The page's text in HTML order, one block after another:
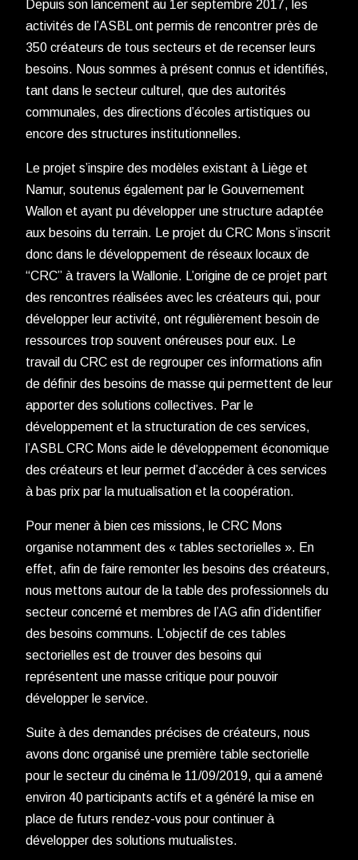
Depuis son lancement au 1er septembre 2017, les
activités de l’ASBL ont permis de rencontrer près de
350 créateurs de tous secteurs et de recenser leurs
besoins. Nous sommes à présent connus et identifiés,
tant dans le secteur culturel, que des autorités
communales, des directions d’écoles artistiques ou
encore des structures institutionnelles.
Le projet s’inspire des modèles existant à Liège et
Namur, soutenus également par le Gouvernement
Wallon et ayant pu développer une structure adaptée
aux besoins du terrain. Le projet du CRC Mons s’inscrit
donc dans le développement de réseaux locaux de
“CRC” à travers la Wallonie. L’origine de ce projet part
des rencontres réalisées avec les créateurs qui, pour
développer leur activité, ont régulièrement besoin de
ressources trop souvent onéreuses pour eux. Le
travail du CRC est de regrouper ces informations afin
de définir des besoins de masse qui permettent de leur
apporter des solutions collectives. Par le
développement et la structuration de ces services,
l’ASBL CRC Mons aide le développement économique
des créateurs et leur permet d’accéder à ces services
à bas prix par la mutualisation et la coopération.
Pour mener à bien ces missions, le CRC Mons
organise notamment des « tables sectorielles ». En
effet, afin de faire remonter les besoins des créateurs,
nous mettons autour de la table des professionnels du
secteur concerné et membres de l’AG afin d’identifier
des besoins communs. L’objectif de ces tables
sectorielles est de trouver des besoins qui
représentent une masse critique pour pouvoir
développer le service.
Suite à des demandes précises de créateurs, nous
avons donc organisé une première table sectorielle
pour le secteur du cinéma le 11/09/2019, qui a amené
environ 40 participants actifs et a généré la mise en
place de futurs rendez-vous pour continuer à
développer des solutions mutualistes.